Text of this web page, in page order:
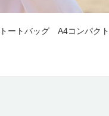
ートバッグ A4コンパク